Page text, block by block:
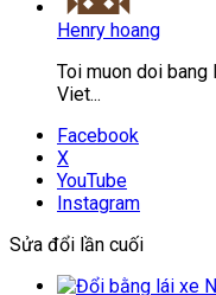
Henry hoang
Toi muon doi
Viet...
Facebook
X
YouTube
Instagram
Sửa đổi lần cuối